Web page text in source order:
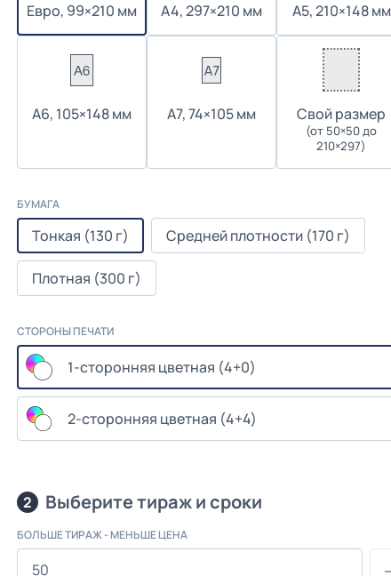
Евро, 99×210 мм А4, 297×210 мм А5, 210×148 мм
А6, 105×148 мм А7, 74×105 мм Cвой размер
(от 50×50 до
210×297)
БУМАГА
Тонкая (130 г) Средней плотности (170 г)
Плотная (300 г)
СТОРОНЫ ПЕЧАТИ
1-сторонняя цветная (4+0)
2-сторонняя цветная (4+4)
2 Выберите тираж и сроки
БОЛЬШЕ ТИРАЖ - МЕНЬШЕ ЦЕНА